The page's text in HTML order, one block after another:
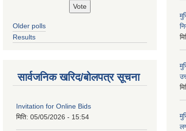
Older polls
Results
सार्वजनिक खरिद/बोलपत्र सूचना
Invitation for Online Bids
मिति: 05/05/2026 - 15:54